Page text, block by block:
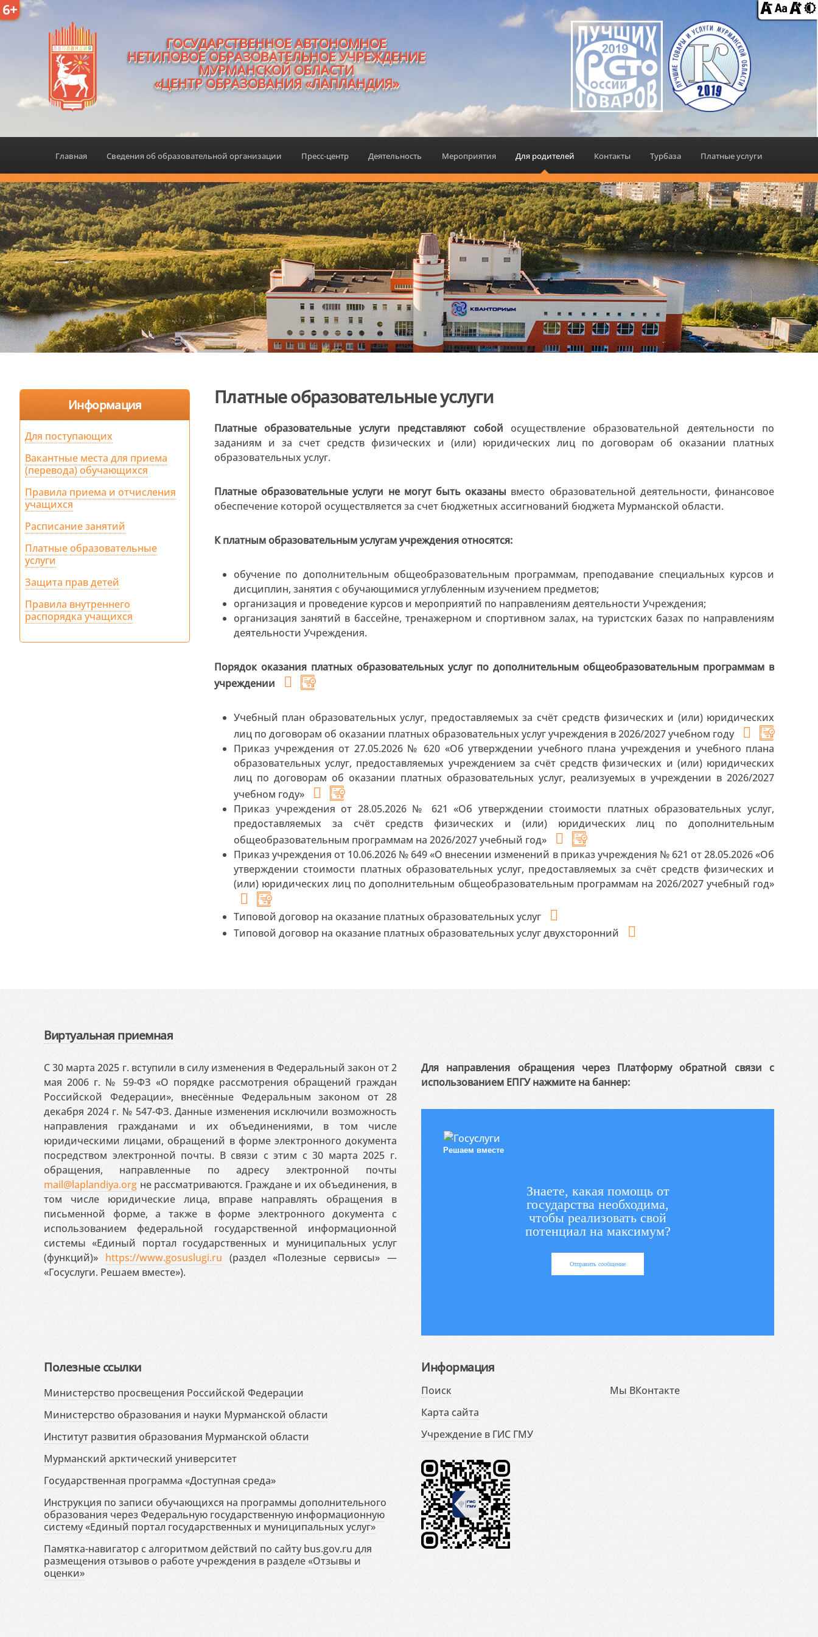
6+
ГОСУДАРСТВЕННОЕ АВТОНОМНОЕ
НЕТИПОВОЕ ОБРАЗОВАТЕЛЬНОЕ УЧРЕЖДЕНИЕ
МУРМАНСКОЙ ОБЛАСТИ
«ЦЕНТР ОБРАЗОВАНИЯ «ЛАПЛАНДИЯ»
Главная Сведения об образовательной организации Пресс-центр Деятельность Мероприятия Для родителей Контакты Турбаза Платные услуги
Информация
Для поступающих
Вакантные места для приема
(перевода) обучающихся
Правила приема и отчисления
учащихся
Расписание занятий
Платные образовательные
услуги
Защита прав детей
Правила внутреннего
распорядка учащихся
Платные образовательные услуги
Платные образовательные услуги представляют собой осуществление образовательной деятельности по
заданиям и за счет средств физических и (или) юридических лиц по договорам об оказании платных
образовательных услуг.
Платные образовательные услуги не могут быть оказаны вместо образовательной деятельности, финансовое
обеспечение которой осуществляется за счет бюджетных ассигнований бюджета Мурманской области.
К платным образовательным услугам учреждения относятся:
обучение по дополнительным общеобразовательным программам, преподавание специальных курсов и
дисциплин, занятия с обучающимися углубленным изучением предметов;
организация и проведение курсов и мероприятий по направлениям деятельности Учреждения;
организация занятий в бассейне, тренажерном и спортивном залах, на туристских базах по направлениям
деятельности Учреждения.
Порядок оказания платных образовательных услуг по дополнительным общеобразовательным программам в
учреждении
Учебный план образовательных услуг, предоставляемых за счёт средств физических и (или) юридических
лиц по договорам об оказании платных образовательных услуг учреждения в 2026/2027 учебном году
Приказ учреждения от 27.05.2026 № 620 «Об утверждении учебного плана учреждения и учебного плана
образовательных услуг, предоставляемых учреждением за счёт средств физических и (или) юридических
лиц по договорам об оказании платных образовательных услуг, реализуемых в учреждении в 2026/2027
учебном году»
Приказ учреждения от 28.05.2026 № 621 «Об утверждении стоимости платных образовательных услуг,
предоставляемых за счёт средств физических и (или) юридических лиц по дополнительным
общеобразовательным программам на 2026/2027 учебный год»
Приказ учреждения от 10.06.2026 № 649 «О внесении изменений в приказ учреждения № 621 от 28.05.2026 «Об
утверждении стоимости платных образовательных услуг, предоставляемых за счёт средств физических и
(или) юридических лиц по дополнительным общеобразовательным программам на 2026/2027 учебный год»
Типовой договор на оказание платных образовательных услуг
Типовой договор на оказание платных образовательных услуг двухсторонний
Виртуальная приемная
С 30 марта 2025 г. вступили в силу изменения в Федеральный закон от 2
мая 2006 г. № 59-ФЗ «О порядке рассмотрения обращений граждан
Российской Федерации», внесённые Федеральным законом от 28
декабря 2024 г. № 547-ФЗ. Данные изменения исключили возможность
направления гражданами и их объединениями, в том числе
юридическими лицами, обращений в форме электронного документа
посредством электронной почты. В связи с этим с 30 марта 2025 г.
обращения, направленные по адресу электронной почты
mail@laplandiya.org не рассматриваются. Граждане и их объединения, в
том числе юридические лица, вправе направлять обращения в
письменной форме, а также в форме электронного документа с
использованием федеральной государственной информационной
системы «Единый портал государственных и муниципальных услуг
(функций)» https://www.gosuslugi.ru (раздел «Полезные сервисы» —
«Госуслуги. Решаем вместе»).
Для направления обращения через Платформу обратной связи с
использованием ЕПГУ нажмите на баннер:
Решаем вместе
Знаете, какая помощь от
государства необходима,
чтобы реализовать свой
потенциал на максимум?
Отправить сообщение
Полезные ссылки
Министерство просвещения Российской Федерации
Министерство образования и науки Мурманской области
Институт развития образования Мурманской области
Мурманский арктический университет
Государственная программа «Доступная среда»
Инструкция по записи обучающихся на программы дополнительного
образования через Федеральную государственную информационную
систему «Единый портал государственных и муниципальных услуг»
Памятка-навигатор с алгоритмом действий по сайту bus.gov.ru для
размещения отзывов о работе учреждения в разделе «Отзывы и
оценки»
Информация
Поиск
Карта сайта
Учреждение в ГИС ГМУ
Мы ВКонтакте